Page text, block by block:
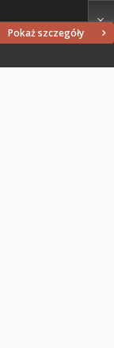
Pokaż szczegóły